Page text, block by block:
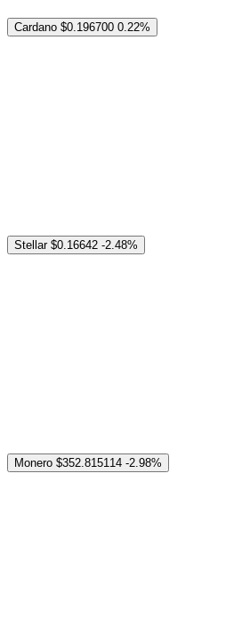
Cardano $0.196700 0.22%
Stellar $0.16642 -2.48%
Monero $352.815114 -2.98%